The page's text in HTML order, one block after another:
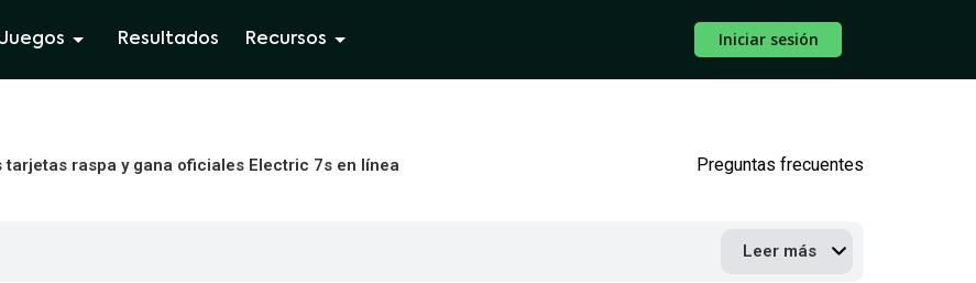
Juegos Resultados Recursos Iniciar sesión
raspa y gana oficiales Electric 7s en línea Preguntas frecuentes
Leer más